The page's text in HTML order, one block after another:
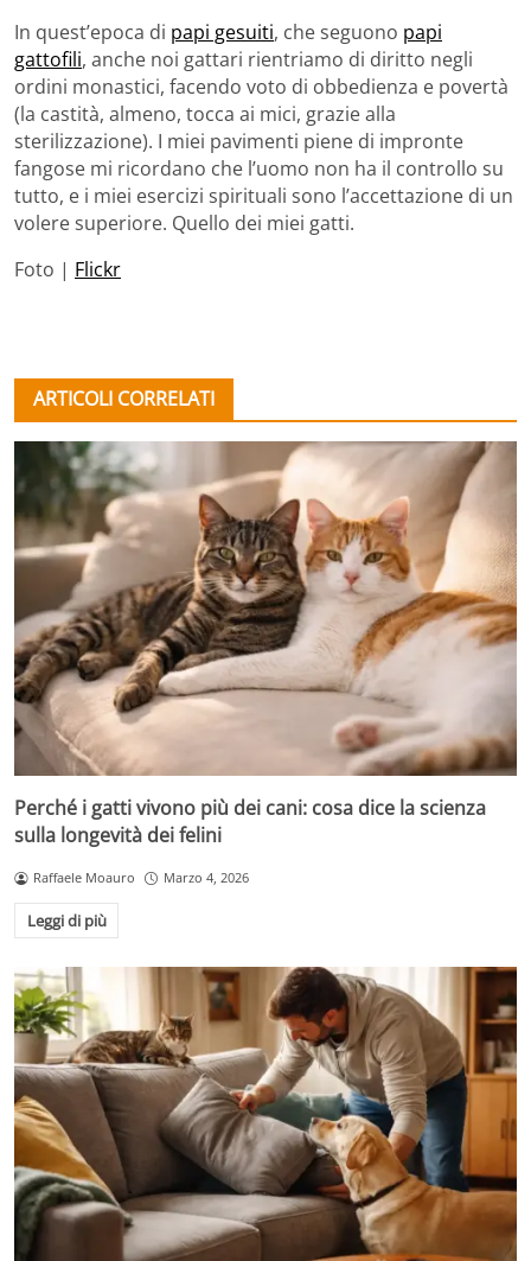
In quest’epoca di papi gesuiti, che seguono papi
gattofili, anche noi gattari rientriamo di diritto negli
ordini monastici, facendo voto di obbedienza e povertà
(la castità, almeno, tocca ai mici, grazie alla
sterilizzazione). I miei pavimenti piene di impronte
fangose mi ricordano che l’uomo non ha il controllo su
tutto, e i miei esercizi spirituali sono l’accettazione di un
volere superiore. Quello dei miei gatti.
Foto | Flickr
ARTICOLI CORRELATI
Perché i gatti vivono più dei cani: cosa dice la scienza
sulla longevità dei felini
Raffaele Moauro Marzo 4, 2026
Leggi di più